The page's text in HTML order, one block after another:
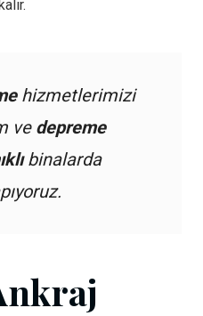
hizmetlerimizi
ve depreme
binalarda